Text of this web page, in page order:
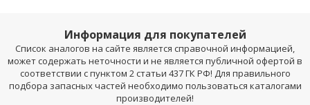
Информация для покупателей
Список аналогов на сайте является справочной информацией,
может содержать неточности и не является публичной офертой в
соответствии с пунктом 2 статьи 437 ГК РФ! Для правильного
подбора запасных частей необходимо пользоваться каталогами
производителей!